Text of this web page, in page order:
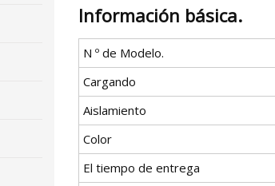
Información básica.
N º de Modelo.
Cargando
Aislamiento
Color
El tiempo de entrega